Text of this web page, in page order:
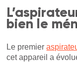
bien le
Le premier
cet appareil a